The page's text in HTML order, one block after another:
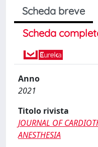
Scheda breve
Scheda
Anno
2021
Titolo rivista
JOURNAL OF
ANESTHESIA